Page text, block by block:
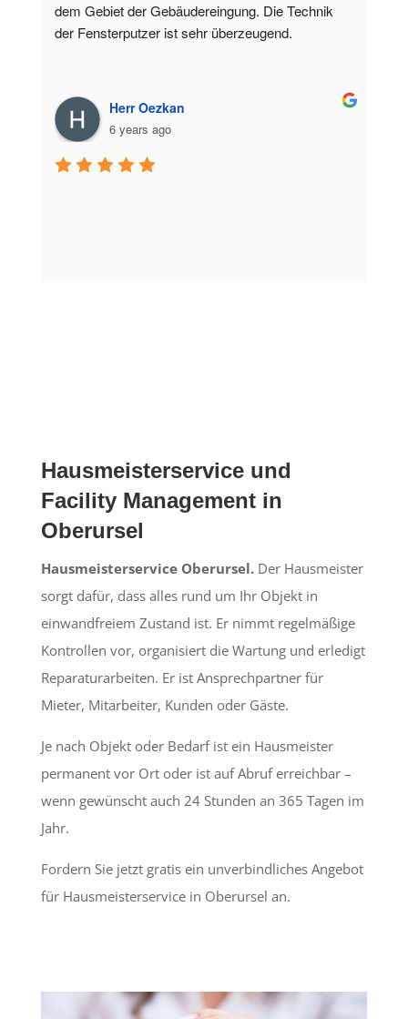
dem Gebiet der Gebäudereingung. Die Technik
der Fensterputzer ist sehr überzeugend.
Herr Oezkan
6 years ago
Hausmeisterservice und
Facility Management in
Oberursel
Hausmeisterservice Oberursel.Der Hausmeister
sorgt dafür, dass alles rund um Ihr Objekt in
einwandfreiem Zustand ist. Er nimmt regelmäßige
Kontrollen vor, organisiert die Wartung und erledigt
Reparaturarbeiten. Er ist Ansprechpartner für
Mieter, Mitarbeiter, Kunden oder Gäste.
Je nach Objekt oder Bedarf ist ein Hausmeister
permanent vor Ort oder ist auf Abruf erreichbar –
wenn gewünscht auch 24 Stunden an 365 Tagen im
Jahr.
Fordern Sie jetzt gratis ein unverbindliches Angebot
für Hausmeisterservice in Oberursel an.